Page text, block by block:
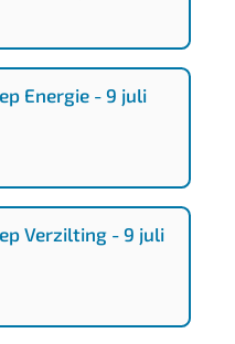
Energie - 9 juli
Verzilting - 9 juli